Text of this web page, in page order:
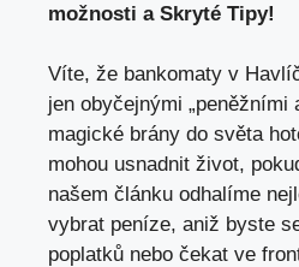
možnosti a Skryté Tipy!
Víte, že bankomaty v
jen obyčejnými „peněžními
magické brány do světa
mohou usnadnit život,
našem článku odhalíme
vybrat peníze, aniž byste
poplatků nebo čekat ve